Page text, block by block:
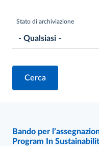
Stato di archiviazione
Risultati
BANDI- ULTIMO
Bando per
Program In